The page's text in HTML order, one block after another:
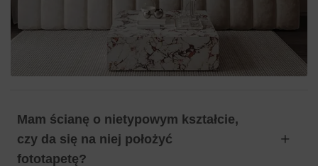
Mam ścianę o nietypowym kształcie,
czy da się na niej położyć
fototapetę?